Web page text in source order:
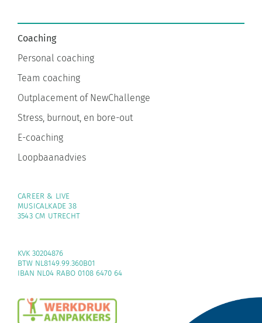
Coaching
Personal coaching
Team coaching
Outplacement of NewChallenge
Stress, burnout, en bore-out
E-coaching
Loopbaanadvies
CAREER & LIVE
MUSICALKADE 38
3543 CM UTRECHT
KVK 30204876
BTW NL8149.99.360B01
IBAN NL04 RABO 0108 6470 64